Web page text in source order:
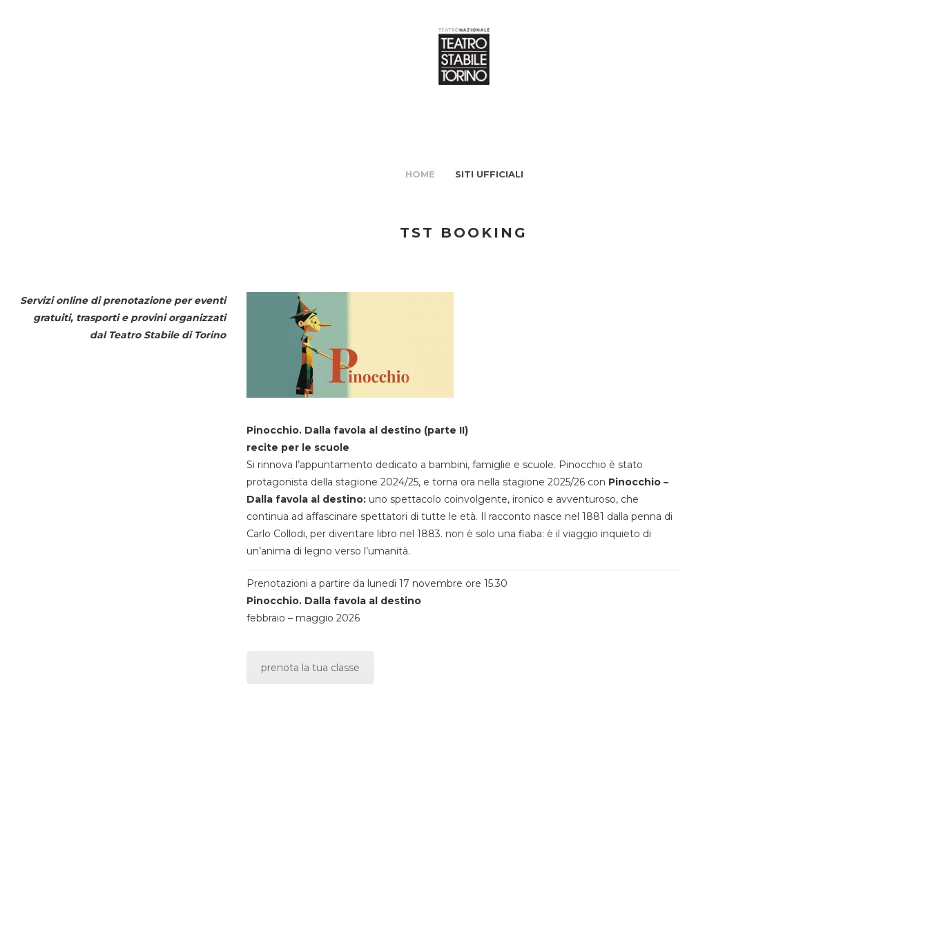
HOME SITI UFFICIALI
TST BOOKING
Servizi online di prenotazione per eventi
gratuiti, trasporti e provini organizzati
dal Teatro Stabile di Torino
Pinocchio. Dalla favola al destino (parte II)
recite per le scuole
Si rinnova l’appuntamento dedicato a bambini, famiglie e scuole. Pinocchio è stato
protagonista della stagione 2024/25, e torna ora nella stagione 2025/26 con Pinocchio –
Dalla favola al destino:uno spettacolo coinvolgente, ironico e avventuroso, che
continua ad affascinare spettatori di tutte le età. Il racconto nasce nel 1881 dalla penna di
Carlo Collodi, per diventare libro nel 1883. non è solo una fiaba: è il viaggio inquieto di
un’anima di legno verso l’umanità.
Prenotazioni a partire da lunedi 17 novembre ore 15.30
Pinocchio. Dalla favola al destino
febbraio – maggio 2026
prenota la tua classe